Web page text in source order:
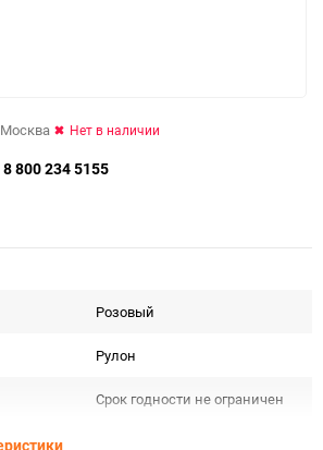
Москва Нет в наличии
8 800 234 5155
Розовый
Рулон
Срок годности не ограничен